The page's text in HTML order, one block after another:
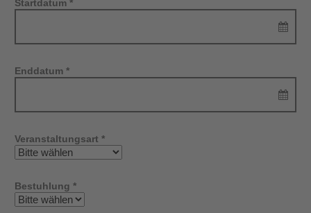
Startdatum *
Enddatum *
Veranstaltungsart *
Bestuhlung *